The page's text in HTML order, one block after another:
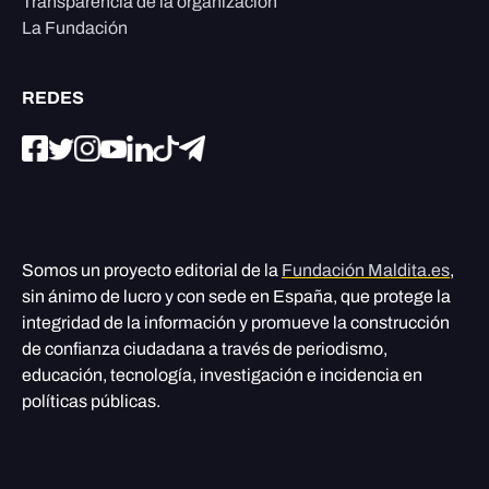
La Fundación
REDES
Somos un proyecto editorial de la Fundación Maldita.es,
sin ánimo de lucro y con sede en España, que protege la
integridad de la información y promueve la construcción
de confianza ciudadana a través de periodismo,
educación, tecnología, investigación e incidencia en
políticas públicas.